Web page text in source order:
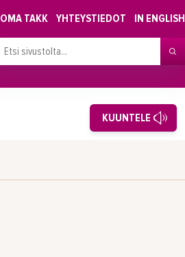
OMA TAKK YHTEYSTIEDOT IN ENGLISH
KUUNTELE
Alkavat koulutukset osiosta